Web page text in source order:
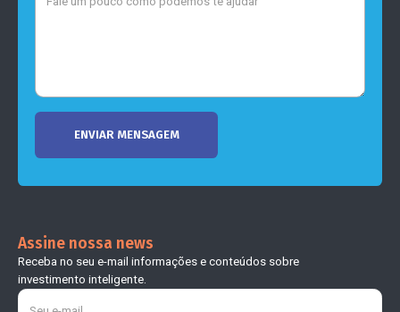
Assine nossa news
Receba no seu e-mail informações e conteúdos sobre
investimento inteligente.